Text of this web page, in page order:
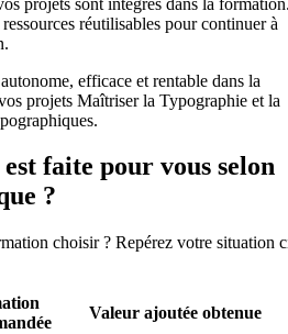
réutilisables pour continuer à
efficace et rentable dans la
projets Maîtriser la Typographie et la
faite pour vous selon
?
choisir ? Repérez votre situation
Valeur ajoutée obtenue